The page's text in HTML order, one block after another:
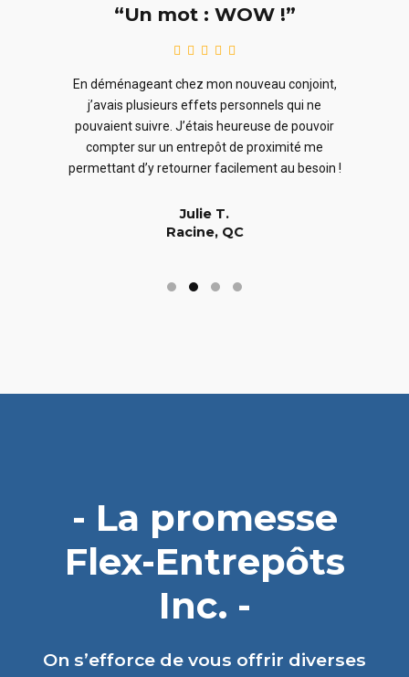
“Un mot : WOW !”
En déménageant chez mon nouveau conjoint,
j’avais plusieurs effets personnels qui ne
pouvaient suivre. J’étais heureuse de pouvoir
compter sur un entrepôt de proximité me
permettant d’y retourner facilement au besoin !
Julie T.
Racine, QC
- La promesse
Flex-Entrepôts
Inc. -
On s’efforce de vous offrir diverses